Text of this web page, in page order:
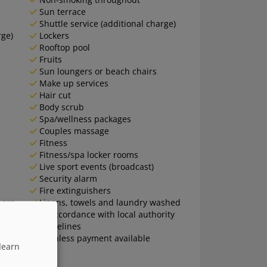
Sun terrace
Shuttle service (additional charge)
Lockers
Rooftop pool
Fruits
Sun loungers or beach chairs
Make up services
Hair cut
Body scrub
Spa/wellness packages
Couples massage
Fitness
Fitness/spa locker rooms
Live sport events (broadcast)
Security alarm
Fire extinguishers
Linens, towels and laundry washed
in accordance with local authority
guidelines
Cashless payment available